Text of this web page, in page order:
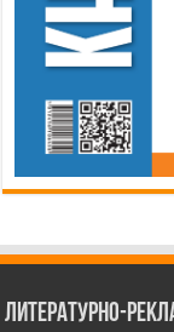
Литературно-